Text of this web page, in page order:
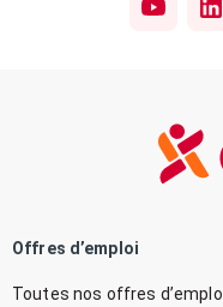
Offres d’emploi
Toutes nos offres